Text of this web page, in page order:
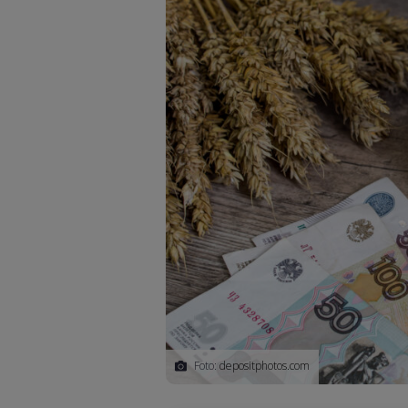
Foto: depositphotos.com